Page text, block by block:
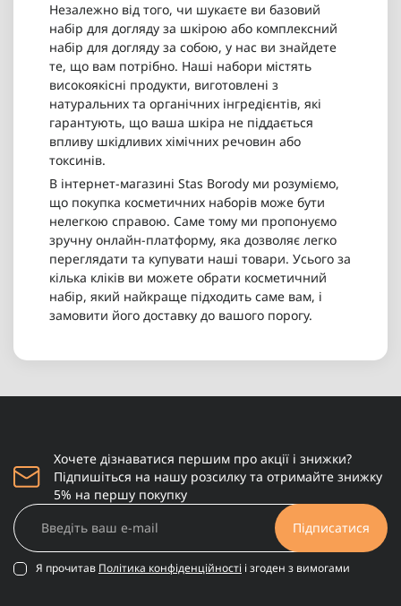
Незалежно від того, чи шукаєте ви базовий
набір для догляду за шкірою або комплексний
набір для догляду за собою, у нас ви знайдете
те, що вам потрібно. Наші набори містять
високоякісні продукти, виготовлені з
натуральних та органічних інгредієнтів, які
гарантують, що ваша шкіра не піддається
впливу шкідливих хімічних речовин або
токсинів.
В інтернет-магазині Stas Borody ми розуміємо,
що покупка косметичних наборів може бути
нелегкою справою. Саме тому ми пропонуємо
зручну онлайн-платформу, яка дозволяє легко
переглядати та купувати наші товари. Усього за
кілька кліків ви можете обрати косметичний
набір, який найкраще підходить саме вам, і
замовити його доставку до вашого порогу.
Хочете дізнаватися першим про акції і знижки?
Підпишіться на нашу розсилку та отримайте знижку
5% на першу покупку
Підписатися
Я прочитав Політика конфіденційності і згоден з вимогами